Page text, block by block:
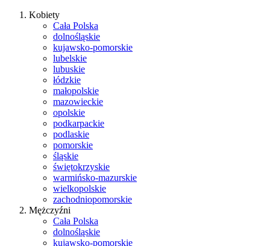
Kobiety
Cała Polska
dolnośląskie
kujawsko-pomorskie
lubelskie
lubuskie
łódzkie
małopolskie
mazowieckie
opolskie
podkarpackie
podlaskie
pomorskie
śląskie
świętokrzyskie
warmińsko-mazurskie
wielkopolskie
zachodniopomorskie
Mężczyźni
Cała Polska
dolnośląskie
kujawsko-pomorskie